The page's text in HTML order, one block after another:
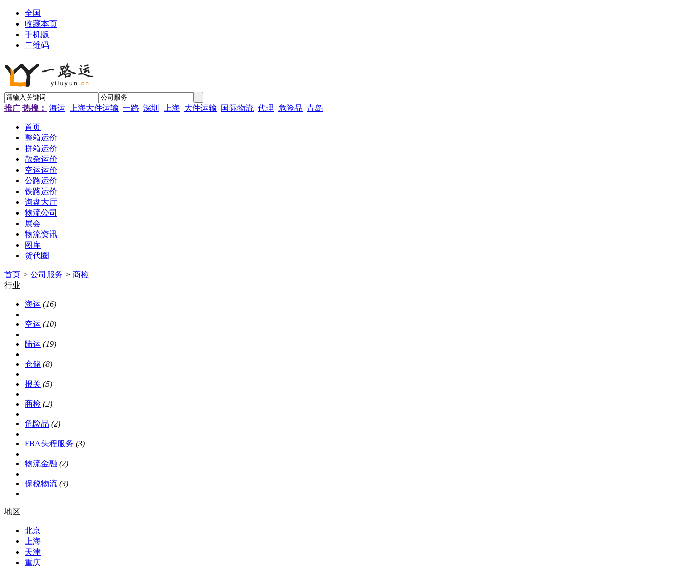
全国
收藏本页
手机版
二维码
推广 热搜： 海运 上海大件运输 一路 深圳 上海 大件运输 国际物流 代理 危险品 青岛
首页
整箱运价
拼箱运价
散杂运价
空运运价
公路运价
铁路运价
询盘大厅
物流公司
展会
物流资讯
图库
货代圈
首页 > 公司服务 > 商检
行业
海运 (16)
空运 (10)
陆运 (19)
仓储 (8)
报关 (5)
商检 (2)
危险品 (2)
FBA头程服务 (3)
物流金融 (2)
保税物流 (3)
地区
北京
上海
天津
重庆